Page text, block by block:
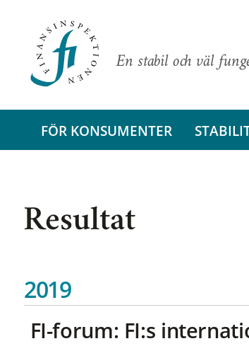
En stabil och väl
FÖR KONSUMENTER
Resultat
2019
FI-forum: FI:s